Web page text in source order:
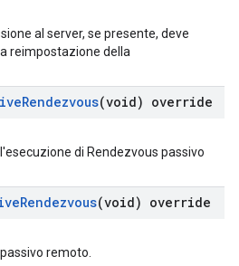
al server, se presente, deve
reimpostazione della
Rendezvous(void) override
di Rendezvous passivo
Rendezvous(void) override
remoto.